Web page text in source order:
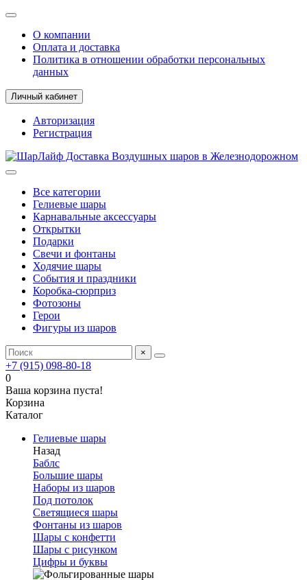
О компании
Оплата и доставка
Политика в отношении обработки персональных
данных
Личный кабинет
Авторизация
Регистрация
Все категории
Гелиевые шары
Карнавальные аксессуары
Открытки
Подарки
Свечи и фонтаны
Ходячие шары
События и праздники
Коробка-сюрприз
Фотозоны
Герои
Фигуры из шаров
×
+7 (915) 098-80-18
0
Ваша корзина пуста!
Корзина
Каталог
Гелиевые шары
Назад
Баблс
Большие шары
Наборы из шаров
Под потолок
Светящиеся шары
Фонтаны из шаров
Шары с конфетти
Шары с рисунком
Цифры и буквы